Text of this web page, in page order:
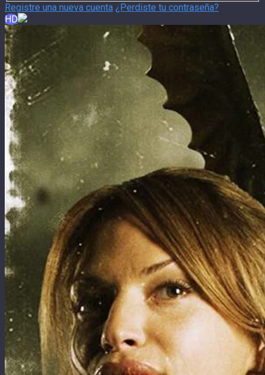
Registre una nueva cuenta ¿Perdiste tu contraseña?
HD